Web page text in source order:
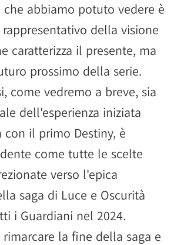
abbiamo potuto vedere è
della visione
caratterizza il presente, ma
prossimo della serie.
come vedremo a breve, sia
dell'esperienza iniziata
con il primo Destiny, è
come tutte le scelte
verso l'epica
saga di Luce e Oscurità
i Guardiani nel 2024.
la fine della saga e